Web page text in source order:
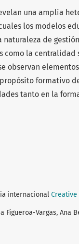
una amplia
los modelos
naturaleza de
como la
observan
formativo
tanto en la
internacional Creative
Figueroa-Vargas, Ana